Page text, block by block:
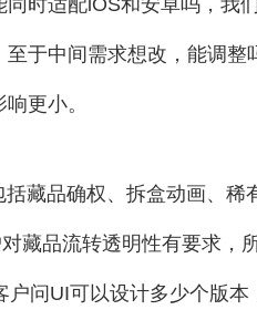
时适配iOS和安卓吗，我
于中间需求想改，能调整
更小。
藏品确权、拆盒动画、稀
藏品流转透明性有要求，
问UI可以设计多少个版